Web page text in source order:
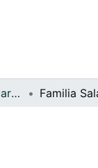
APFFVC - Fotos Familiares - Patrimonial